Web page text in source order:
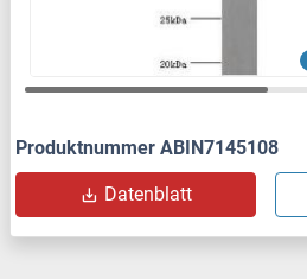
Produktnummer ABIN7145108
Datenblatt